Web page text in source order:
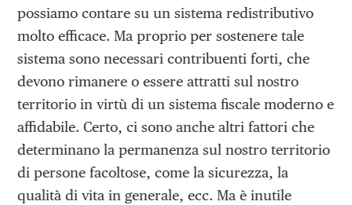
possiamo contare su un sistema redistributivo
molto efficace. Ma proprio per sostenere tale
sistema sono necessari contribuenti forti, che
devono rimanere o essere attratti sul nostro
territorio in virtù di un sistema fiscale moderno e
affidabile. Certo, ci sono anche altri fattori che
determinano la permanenza sul nostro territorio
di persone facoltose, come la sicurezza, la
qualità di vita in generale, ecc. Ma è inutile